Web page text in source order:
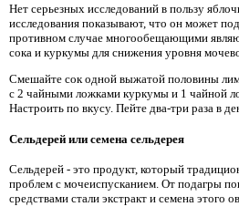
Нет серьезных исследований в пользу
исследования показывают, что он может
противном случае многообещающими
сока и куркумы для снижения уровня
Смешайте сок одной выжатой половины
с 2 чайными ложками куркумы и 1 чайной
Настроить по вкусу. Пейте два-три раза в
Сельдерей или семена сельдерея
Сельдерей - это продукт, который
проблем с мочеиспусканием. От подагры
средствами стали экстракт и семена этого